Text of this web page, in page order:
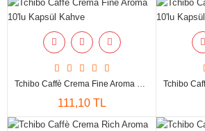
Tchibo Caffè Crema Fine Aroma 10'lu Kapsül Kahve
111,10 TL